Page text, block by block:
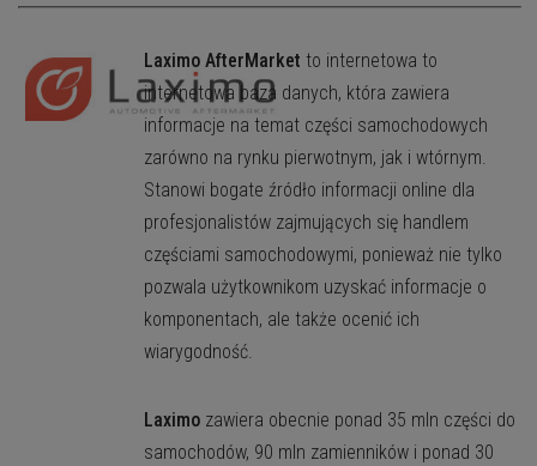
Laximo AfterMarket to internetowa to
internetowa baza danych, która zawiera
informacje na temat części samochodowych
zarówno na rynku pierwotnym, jak i wtórnym.
Stanowi bogate źródło informacji online dla
profesjonalistów zajmujących się handlem
częściami samochodowymi, ponieważ nie tylko
pozwala użytkownikom uzyskać informacje o
komponentach, ale także ocenić ich
wiarygodność.
Laximo zawiera obecnie ponad 35 mln części do
samochodów, 90 mln zamienników i ponad 30